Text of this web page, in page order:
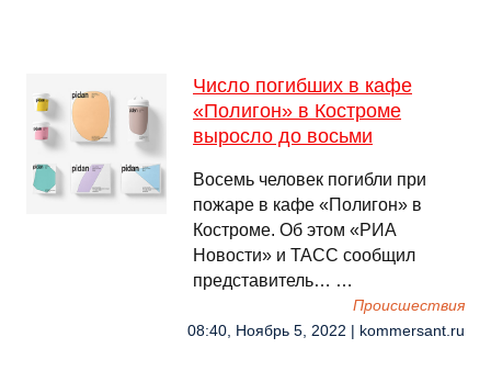
Число погибших в кафе
«Полигон» в Костроме
выросло до восьми
Восемь человек погибли при
пожаре в кафе «Полигон» в
Костроме. Об этом «РИА
Новости» и ТАСС сообщил
представитель… …
Происшествия
08:40, Ноябрь 5, 2022 | kommersant.ru